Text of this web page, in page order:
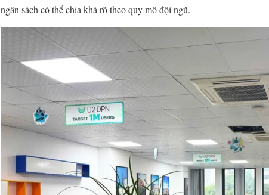
ngân sách có thể chia khá rõ theo quy mô đội ngũ.